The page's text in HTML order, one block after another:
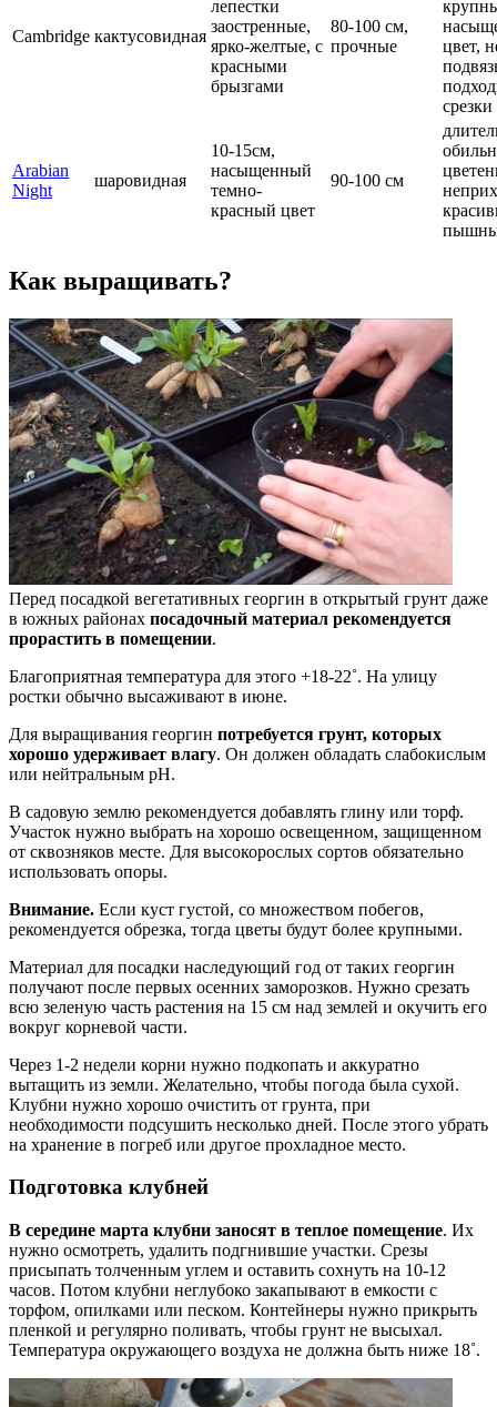
Cambridge кактусовидная
лепестки
заостренные,
ярко-желтые, с
красными
брызгами
80-100 см,
прочные
цвет,
срезки
Arabian
Night
шаровидная
10-15см,
насыщенный
темно-
красный цвет
90-100 см
Как выращивать?
Перед посадкой вегетативных георгин в открытый грунт даже
в южных районах посадочный материал рекомендуется
прорастить в помещении.
Благоприятная температура для этого +18-22˚. На улицу
ростки обычно высаживают в июне.
Для выращивания георгин потребуется грунт, которых
хорошо удерживает влагу. Он должен обладать слабокислым
или нейтральным pH.
В садовую землю рекомендуется добавлять глину или торф.
Участок нужно выбрать на хорошо освещенном, защищенном
от сквозняков месте. Для высокорослых сортов обязательно
использовать опоры.
Внимание. Если куст густой, со множеством побегов,
рекомендуется обрезка, тогда цветы будут более крупными.
Материал для посадки наследующий год от таких георгин
получают после первых осенних заморозков. Нужно срезать
всю зеленую часть растения на 15 см над землей и окучить его
вокруг корневой части.
Через 1-2 недели корни нужно подкопать и аккуратно
вытащить из земли. Желательно, чтобы погода была сухой.
Клубни нужно хорошо очистить от грунта, при
необходимости подсушить несколько дней. После этого убрать
на хранение в погреб или другое прохладное место.
Подготовка клубней
В середине марта клубни заносят в теплое помещение. Их
нужно осмотреть, удалить подгнившие участки. Срезы
присыпать толченным углем и оставить сохнуть на 10-12
часов. Потом клубни неглубоко закапывают в емкости с
торфом, опилками или песком. Контейнеры нужно прикрыть
пленкой и регулярно поливать, чтобы грунт не высыхал.
Температура окружающего воздуха не должна быть ниже 18˚.